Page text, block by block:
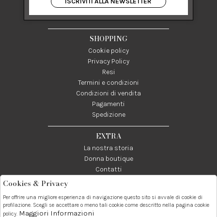
84122 Salerno Italia
P IVA 03024950655
SHOPPING
Cookie policy
Privacy Policy
Resi
Termini e condizioni
Condizioni di vendita
Pagamenti
Spedizione
EXTRA
La nostra storia
Donna boutique
Contatti
Telefono:
089237858
Whatsapp:
3338855601
Contatti:
info@donna1981.it
Cookies & Privacy
Per offrire una migliore esperienza di navigazione questo sito si avvale di cookie di
profilazione. Scegli se accettare o meno tali cookie come descritto nella pagina cookie
policy. Maggiori Informazioni